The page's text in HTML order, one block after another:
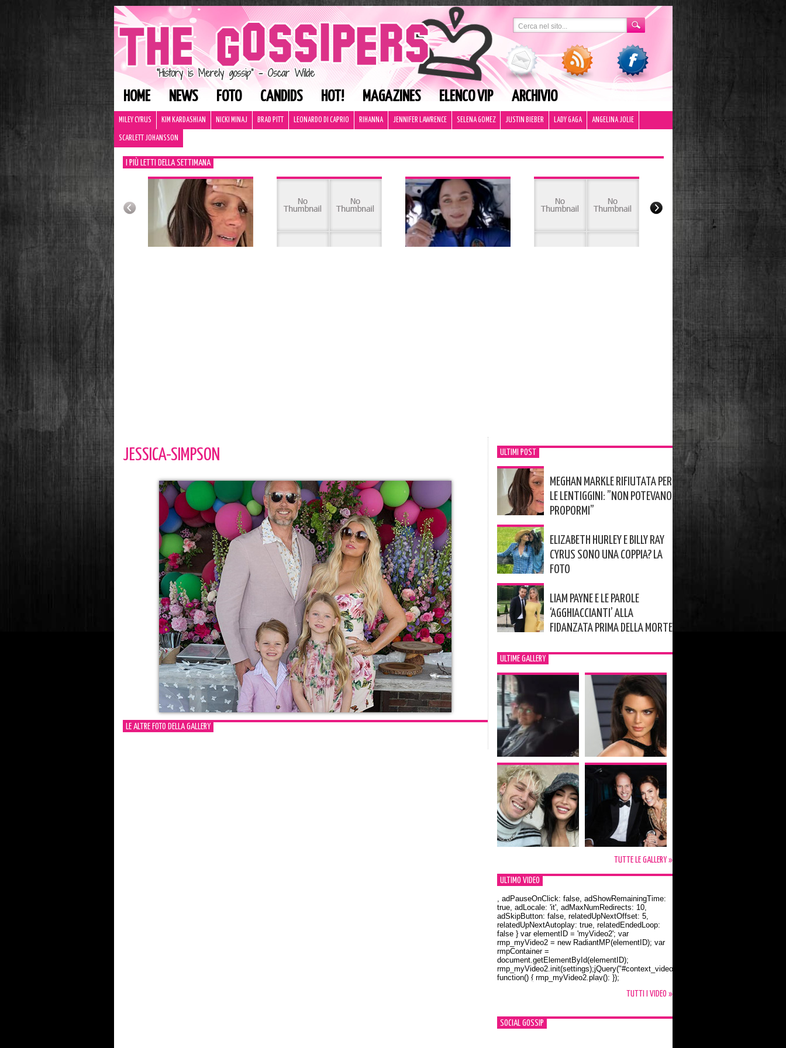
HOME NEWS FOTO CANDIDS HOT! MAGAZINES ELENCO VIP ARCHIVIO
MILEY CYRUS KIM KARDASHIAN NICKI MINAJ BRAD PITT LEONARDO DI CAPRIO RIHANNA JENNIFER LAWRENCE SELENA GOMEZ JUSTIN BIEBER LADY GAGA ANGELINA JOLIE
SCARLETT JOHANSSON
I PIÙ LETTI DELLA SETTIMANA
JESSICA-SIMPSON
LE ALTRE FOTO DELLA GALLERY
ULTIMI POST
MEGHAN MARKLE RIFIUTATA PER
LE LENTIGGINI: ”NON POTEVANO
PROPORMI”
ELIZABETH HURLEY E BILLY RAY
CYRUS SONO UNA COPPIA? LA
FOTO
LIAM PAYNE E LE PAROLE
‘AGGHIACCIANTI’ ALLA
FIDANZATA PRIMA DELLA MORTE
ULTIME GALLERY
TUTTE LE GALLERY »
ULTIMO VIDEO
Orlando Bloom e la t-shirt dedicata a Flynn
, adPauseOnClick: false, adShowRemainingTime:
true, adLocale: 'it', adMaxNumRedirects: 10,
adSkipButton: false, relatedUpNextOffset: 5,
relatedUpNextAutoplay: true, relatedEndedLoop:
false } var elementID = 'myVideo2'; var
rmp_myVideo2 = new RadiantMP(elementID); var
rmpContainer =
document.getElementById(elementID);
rmp_myVideo2.init(settings);jQuery("#context_video2").one("mouseover",
function() { rmp_myVideo2.play(); });
TUTTI I VIDEO »
SOCIAL GOSSIP